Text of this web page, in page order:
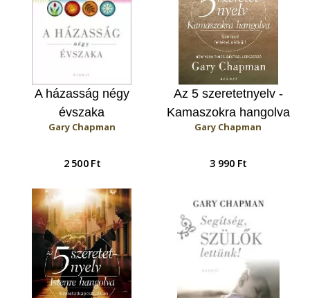
A házasság négy
évszaka
Gary Chapman
2 500 Ft
Az 5 szeretetnyelv -
Kamaszokra hangolva
Gary Chapman
3 990 Ft